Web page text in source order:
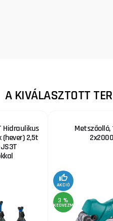
A KIVÁLASZTOTT
Hidraulikus
2,5t
Metszőolló,
AKCIÓ
3 %
KEDVEZMÉNY